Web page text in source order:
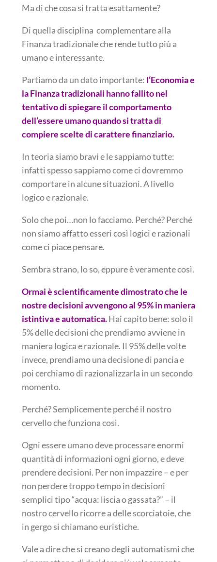
Ma di che cosa si tratta esattamente?
Di quella disciplina complementare alla
Finanza tradizionale che rende tutto più a
umano e interessante.
Partiamo da un dato importante: l‘Economia e
la Finanza tradizionali hanno fallito nel
tentativo di spiegare il comportamento
dell’essere umano quando si tratta di
compiere scelte di carattere finanziario.
In teoria siamo bravi e le sappiamo tutte:
infatti spesso sappiamo come ci dovremmo
comportare in alcune situazioni. A livello
logico e razionale.
Solo che poi…non lo facciamo. Perché? Perché
non siamo affatto esseri così logici e razionali
come ci piace pensare.
Sembra strano, lo so, eppure è veramente così.
Ormai è scientificamente dimostrato che le
nostre decisioni avvengono al 95% in maniera
istintiva e automatica.Hai capito bene: solo il
5% delle decisioni che prendiamo avviene in
maniera logica e razionale. Il 95% delle volte
invece, prendiamo una decisione di pancia e
poi cerchiamo di razionalizzarla in un secondo
momento.
Perché? Semplicemente perché il nostro
cervello che funziona così.
Ogni essere umano deve processare enormi
quantità di informazioni ogni giorno, e deve
prendere decisioni. Per non impazzire – e per
non perdere troppo tempo in decisioni
semplici tipo “acqua: liscia o gassata?” – il
nostro cervello ricorre a delle scorciatoie, che
in gergo si chiamano euristiche.
Vale a dire che si creano degli automatismi che